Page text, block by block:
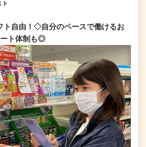
ト自由！◇自分のペースで働けるお
ト体制も◎